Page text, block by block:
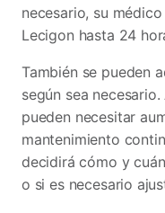
necesario, su
Lecigon hasta 24
También se pueden
según sea
pueden necesitar
mantenimiento
decidirá cómo y
o si es necesario